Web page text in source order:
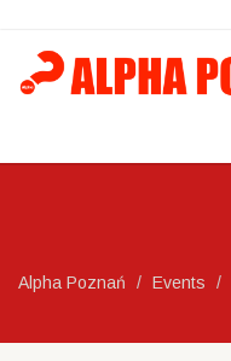
Alpha Poznań Events